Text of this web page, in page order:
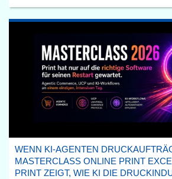
WENN KI-AGENTEN
MASTERCLASS ONLINE PRINT
PRINT ZEIGT, WIE KI DIE